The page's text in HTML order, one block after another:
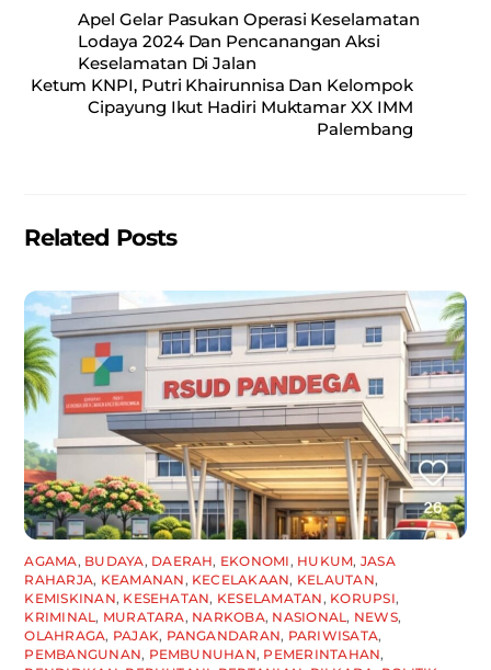
e
b
l s
A
p
e
Apel Gelar Pasukan Operasi Keselamatan
Lodaya 2024 Dan Pencanangan Aksi
Keselamatan Di Jalan
Ketum KNPI, Putri Khairunnisa Dan Kelompok
Cipayung Ikut Hadiri Muktamar XX IMM
Palembang
Related Posts
AGAMA, BUDAYA, DAERAH, EKONOMI, HUKUM, JASA
RAHARJA, KEAMANAN, KECELAKAAN, KELAUTAN,
KEMISKINAN, KESEHATAN, KESELAMATAN, KORUPSI,
KRIMINAL, MURATARA, NARKOBA, NASIONAL, NEWS,
OLAHRAGA, PAJAK, PANGANDARAN, PARIWISATA,
PEMBANGUNAN, PEMBUNUHAN, PEMERINTAHAN,